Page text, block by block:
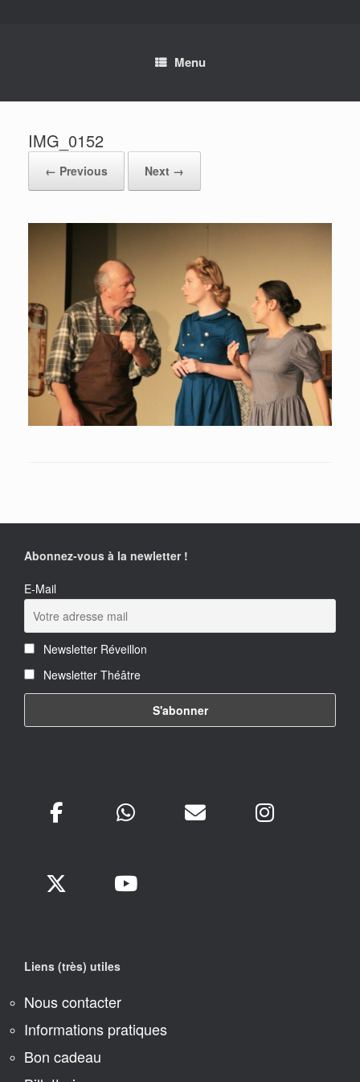
Menu
IMG_0152
← Previous Next →
Abonnez-vous à la newletter !
E-Mail
Newsletter Réveillon
Newsletter Théâtre
Liens (très) utiles
Nous contacter
Informations pratiques
Bon cadeau